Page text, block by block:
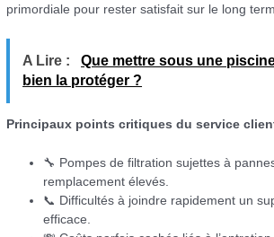
primordiale pour rester satisfait sur le long
A Lire :
Que mettre sous une
bien la protéger ?
Principaux points critiques du service
🔧 Pompes de filtration sujettes à
remplacement élevés.
📞 Difficultés à joindre rapidement un
efficace.